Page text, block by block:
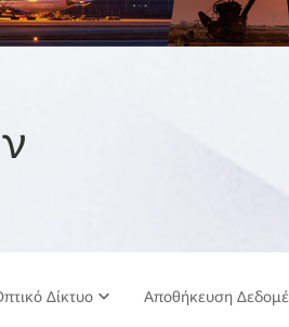
Δίκτυο Αποθήκευση